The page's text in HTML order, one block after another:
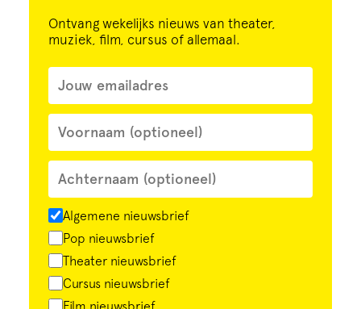
Ontvang wekelijks nieuws van theater,
muziek, film, cursus of allemaal.
Algemene nieuwsbrief
Pop nieuwsbrief
Theater nieuwsbrief
Cursus nieuwsbrief
Film nieuwsbrief